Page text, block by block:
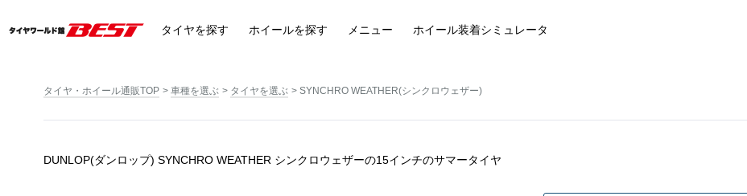
タイヤを探す ホイールを探す メニュー ホイール装着シミュレータ
タイヤ・ホイール通販TOP 車種を選ぶ タイヤを選ぶ SYNCHRO WEATHER(シンクロウェザー)
DUNLOP(ダンロップ) SYNCHRO WEATHER シンクロウェザーの15インチのサマータイヤ